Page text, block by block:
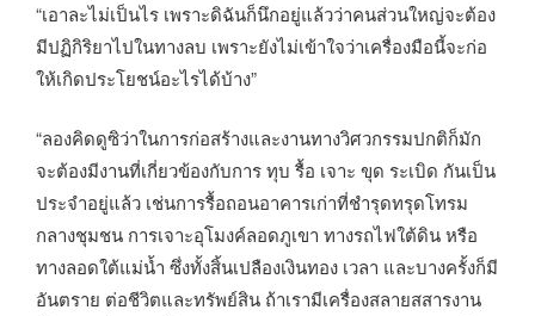
“เอาละไม่เป็นไร เพราะดิฉันก็นึกอยู่แล้วว่าคนส่วนใหญ่จะต้อง
มีปฏิกิริยาไปในทางลบ เพราะยังไม่เข้าใจว่าเครื่องมือนี้จะก่อ
ให้เกิดประโยชน์อะไรได้บ้าง”
“ลองคิดดูซิว่าในการก่อสร้างและงานทางวิศวกรรมปกติก็มัก
จะต้องมีงานที่เกี่ยวข้องกับการ ทุบ รื้อ เจาะ ขุด ระเบิด กันเป็น
ประจำอยู่แล้ว เช่นการรื้อถอนอาคารเก่าที่ชำรุดทรุดโทรม
กลางชุมชน การเจาะอุโมงค์ลอดภูเขา ทางรถไฟใต้ดิน หรือ
ทางลอดใต้แม่น้ำ ซึ่งทั้งสิ้นเปลืองเงินทอง เวลา และบางครั้งก็มี
อันตราย ต่อชีวิตและทรัพย์สิน ถ้าเรามีเครื่องสลายสสารงาน